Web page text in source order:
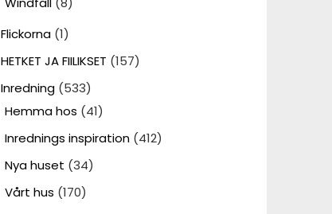
Flickorna(1)
HETKET JA FIILIKSET (157)
Inredning(533)
Hemma hos (41)
Inrednings inspiration(412)
Nya huset (34)
Vårt hus (170)